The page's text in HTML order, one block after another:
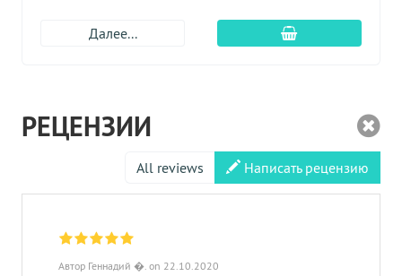
Далее... Добавить в
РЕЦЕНЗИИ
All reviews Написать рецензию
Автор Геннадий �. on 22.10.2020